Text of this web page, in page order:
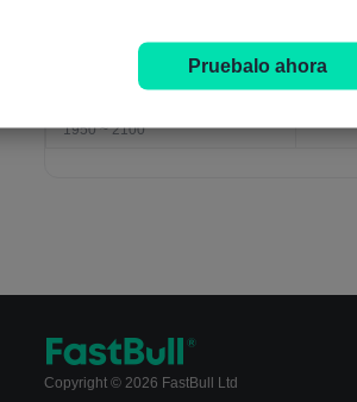
Tasa de mortalidad bruta
1950 ~ 2100
9.357
Copyright © 2026 FastBull Ltd
Pruebalo ahora